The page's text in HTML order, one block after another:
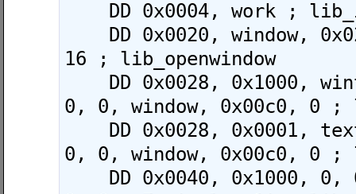
16 ; lib_openwindow
0, 0, window, 0x00c0, 0 ;
0, 0, window, 0x00c0, 0 ;